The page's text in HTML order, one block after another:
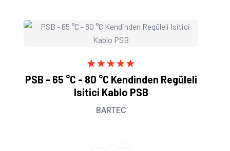
Rated5.00
out of 5
based on
1
rating
PSB - 65 °C - 80 °C Kendinden Regüleli
Isitici Kablo PSB
BARTEC